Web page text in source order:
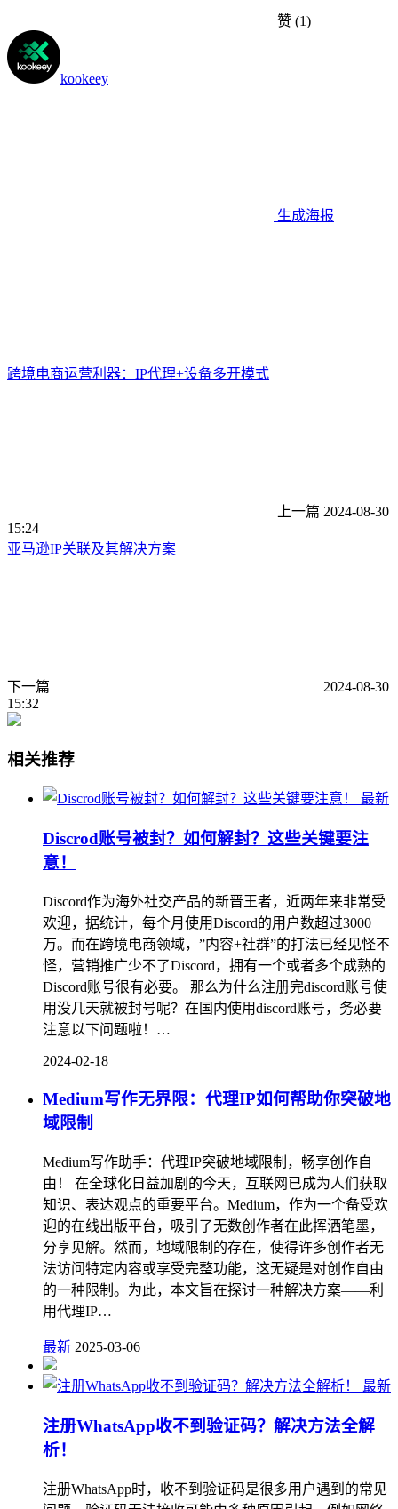
赞 (1)
kookeey
生成海报
跨境电商运营利器：IP代理+设备多开模式
上一篇 2024-08-30
15:24
亚马逊IP关联及其解决方案
下一篇
2024-08-30
15:32
相关推荐
最新
Discrod账号被封？如何解封？这些关键要注
意！
Discord作为海外社交产品的新晋王者，近两年来非常受
欢迎，据统计，每个月使用Discord的用户数超过3000
万。而在跨境电商领域，”内容+社群”的打法已经见怪不
怪，营销推广少不了Discord，拥有一个或者多个成熟的
Discord账号很有必要。 那么为什么注册完discord账号使
用没几天就被封号呢？在国内使用discord账号，务必要
注意以下问题啦！…
2024-02-18
Medium写作无界限：代理IP如何帮助你突破地
域限制
Medium写作助手：代理IP突破地域限制，畅享创作自
由！ 在全球化日益加剧的今天，互联网已成为人们获取
知识、表达观点的重要平台。Medium，作为一个备受欢
迎的在线出版平台，吸引了无数创作者在此挥洒笔墨，
分享见解。然而，地域限制的存在，使得许多创作者无
法访问特定内容或享受完整功能，这无疑是对创作自由
的一种限制。为此，本文旨在探讨一种解决方案——利
用代理IP…
最新 2025-03-06
最新
注册WhatsApp收不到验证码？解决方法全解
析！
注册WhatsApp时，收不到验证码是很多用户遇到的常见